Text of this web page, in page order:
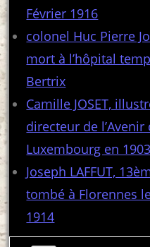
Février 1916
colonel Huc Pierre
mort à l’hôpital
Bertrix
Camille JOSET,
directeur de l’Avenir
Luxembourg en
Joseph LAFFUT,
tombé à Florennes
1914